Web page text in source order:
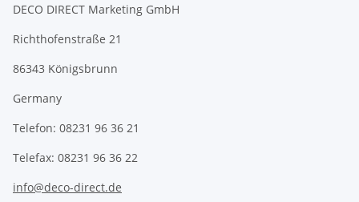
DECO DIRECT Marketing GmbH
Richthofenstraße 21
86343 Königsbrunn
Germany
Telefon: 08231 96 36 21
Telefax: 08231 96 36 22
info@deco-direct.de